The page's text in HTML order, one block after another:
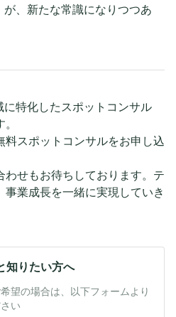
、新たな常識になりつつあ
特化したスポットコンサル
スポットコンサルをお申し込
わせもお待ちしております。テ
事業成長を一緒に実現していき
知りたい方へ
望の場合は、以下フォームより
い